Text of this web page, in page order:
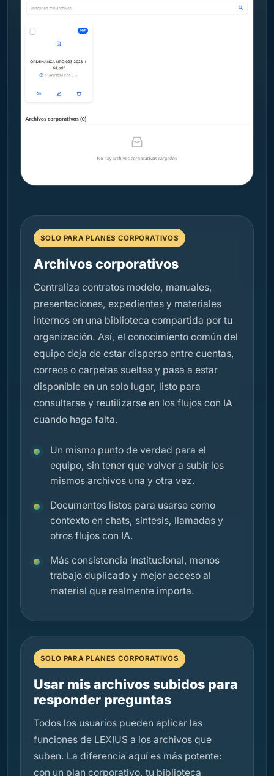
SOLO PARA PLANES CORPORATIVOS
Archivos corporativos
Centraliza contratos modelo, manuales,
presentaciones, expedientes y materiales
internos en una biblioteca compartida por tu
organización. Así, el conocimiento común del
equipo deja de estar disperso entre cuentas,
correos o carpetas sueltas y pasa a estar
disponible en un solo lugar, listo para
consultarse y reutilizarse en los flujos con IA
cuando haga falta.
Un mismo punto de verdad para el
equipo, sin tener que volver a subir los
mismos archivos una y otra vez.
Documentos listos para usarse como
contexto en chats, síntesis, llamadas y
otros flujos con IA.
Más consistencia institucional, menos
trabajo duplicado y mejor acceso al
material que realmente importa.
SOLO PARA PLANES CORPORATIVOS
Usar mis archivos subidos para
responder preguntas
Todos los usuarios pueden aplicar las
funciones de LEXIUS a los archivos que
suben. La diferencia aquí es más potente:
con un plan corporativo, tu biblioteca